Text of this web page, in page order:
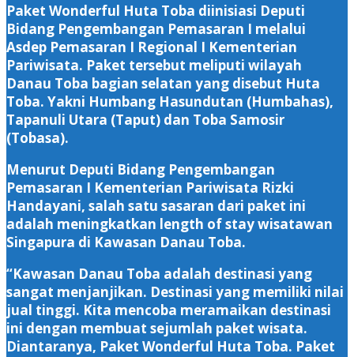
Paket Wonderful Huta Toba diinisiasi Deputi
Bidang Pengembangan Pemasaran I melalui
Asdep Pemasaran I Regional I Kementerian
Pariwisata. Paket tersebut meliputi wilayah
Danau Toba bagian selatan yang disebut Huta
Toba. Yakni Humbang Hasundutan (Humbahas),
Tapanuli Utara (Taput) dan Toba Samosir
(Tobasa).
Menurut Deputi Bidang Pengembangan
Pemasaran I Kementerian Pariwisata Rizki
Handayani, salah satu sasaran dari paket ini
adalah meningkatkan length of stay wisatawan
Singapura di Kawasan Danau Toba.
“Kawasan Danau Toba adalah destinasi yang
sangat menjanjikan. Destinasi yang memiliki nilai
jual tinggi. Kita mencoba meramaikan destinasi
ini dengan membuat sejumlah paket wisata.
Diantaranya, Paket Wonderful Huta Toba. Paket